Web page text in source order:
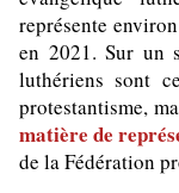
représente
en 2021. Sur un
luthériens sont
protestantisme,
matière de
de la Fédération